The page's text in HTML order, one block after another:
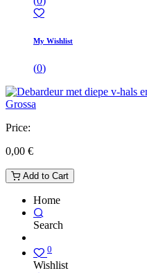
My Wishlist
(0)
Price:
0,00 €
Add to Cart
Home
Search
0
Wishlist